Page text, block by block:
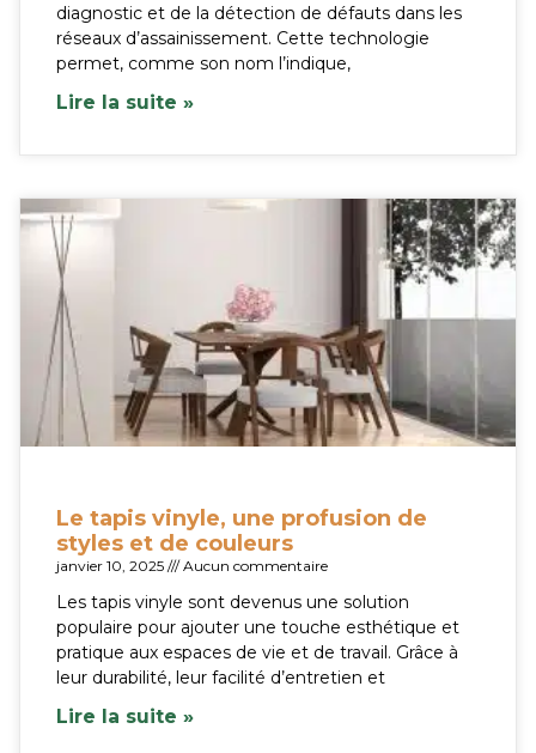
diagnostic et de la détection de défauts dans les
réseaux d’assainissement. Cette technologie
permet, comme son nom l’indique,
Lire la suite »
Le tapis vinyle, une profusion de
styles et de couleurs
janvier 10, 2025 Aucun commentaire
Les tapis vinyle sont devenus une solution
populaire pour ajouter une touche esthétique et
pratique aux espaces de vie et de travail. Grâce à
leur durabilité, leur facilité d’entretien et
Lire la suite »